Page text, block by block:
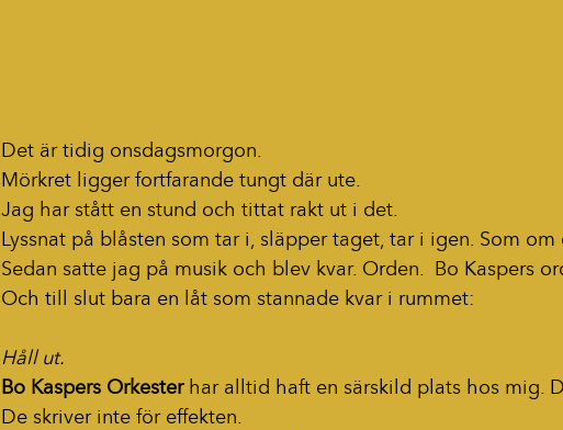
Det är tidig onsdagsmorgon.
Mörkret ligger fortfarande tungt där ute.
Jag har stått en stund och tittat rakt ut i det.
Lyssnat på blåsten som tar i, släpper taget, tar i igen. Som
Sedan satte jag på musik och blev kvar. Orden.  Bo Kaspers
Och till slut bara en låt som stannade kvar i rummet:
Håll ut.
Bo Kaspers Orkester har alltid haft en särskild plats hos mig.
De skriver inte för effekten.